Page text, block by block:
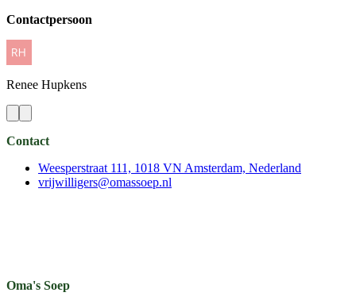
Contactpersoon
Renee Hupkens
Contact
Weesperstraat 111, 1018 VN Amsterdam, Nederland
vrijwilligers@omassoep.nl
Oma's Soep